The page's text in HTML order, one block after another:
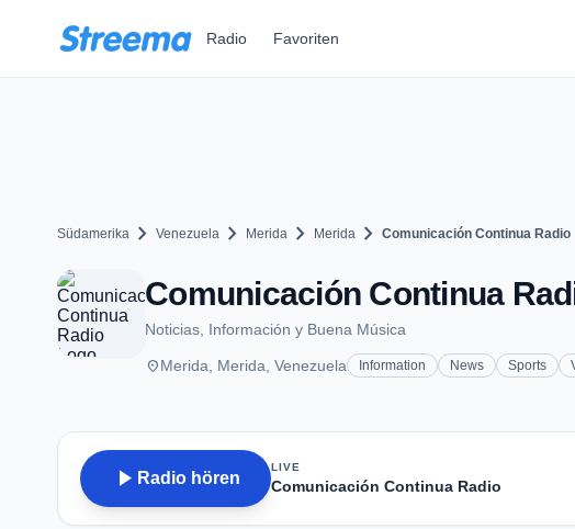
Radio Favoriten
Südamerika chevron_right Venezuela chevron_right Merida chevron_right Merida chevron_right Comunicación Continua Radio
Comunicación Continua
Noticias, Información y Buena Música
placeMerida, Merida, Venezuela Information News Sports
play_arrow Radio hören
LIVE
Comunicación Continua Radio